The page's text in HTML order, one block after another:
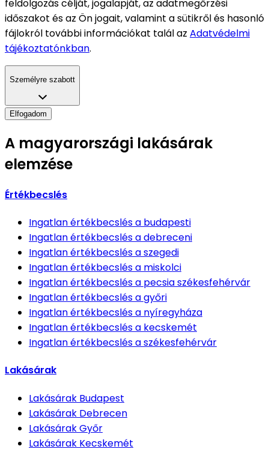
feldolgozás célját, jogalapját, az adatmegőrzési
időszakot és az Ön jogait, valamint a sütikről és hasonló
fájlokról további információkat talál az Adatvédelmi
tájékoztatónkban.
Személyre szabott
Elfogadom
A magyarországi lakásárak
elemzése
Értékbecslés
Ingatlan értékbecslésa budapesti
Ingatlan értékbecslésa debreceni
Ingatlan értékbecslésa szegedi
Ingatlan értékbecslésa miskolci
Ingatlan értékbecslésa pecsia székesfehérvár
Ingatlan értékbecslésa győri
Ingatlan értékbecslésa nyíregyháza
Ingatlan értékbecslésa kecskemét
Ingatlan értékbecslésa székesfehérvár
Lakásárak
Lakásárak Budapest
Lakásárak Debrecen
LakásárakGyőr
Lakásárak Kecskemét